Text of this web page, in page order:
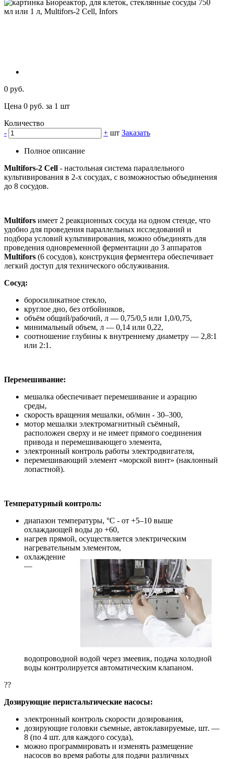
0 руб.
Цена 0 руб. за 1 шт
Количество
-
+ шт Заказать
Полное описание
Multifors-2 Cell - настольная система параллельного
культивирования в 2-х сосудах, с возможностью объединения
до 8 сосудов.
Multifors имеет 2 реакционных сосуда на одном стенде, что
удобно для проведения параллельных исследований и
подбора условий культивирования, можно объединять для
проведения одновременной ферментации до 3 аппаратов
Multifors (6 сосудов), конструкция ферментера обеспечивает
легкий доступ для технического обслуживания.
Сосуд:
боросиликатное стекло,
круглое дно, без отбойников,
объём общий/рабочий, л — 0,75/0,5 или 1,0/0,75,
минимальный объем, л — 0,14 или 0,22,
соотношение глубины к внутреннему диаметру — 2,8:1
или 2:1.
Перемешивание:
мешалка обеспечивает перемешивание и аэрацию
среды,
скорость вращения мешалки, об/мин - 30–300,
мотор мешалки электромагнитный съёмный,
расположен сверху и не имеет прямого соединения
привода и перемешивающего элемента,
электронный контроль работы электродвигателя,
перемешивающий элемент «морской винт» (наклонный
лопастной).
Температурный контроль:
диапазон температуры, °C - от +5–10 выше
охлаждающей воды до +60,
нагрев прямой, осуществляется электрическим
нагревательным элементом,
охлаждение
—
водопроводной водой через змеевик, подача холодной
воды контролируется автоматическим клапаном.
??
Дозирующие перистальтические насосы:
электронный контроль скорости дозирования,
дозирующие головки съемные, автоклавируемые, шт. —
8 (по 4 шт. для каждого сосуда),
можно программировать и изменять размещение
насосов во время работы для подачи различных